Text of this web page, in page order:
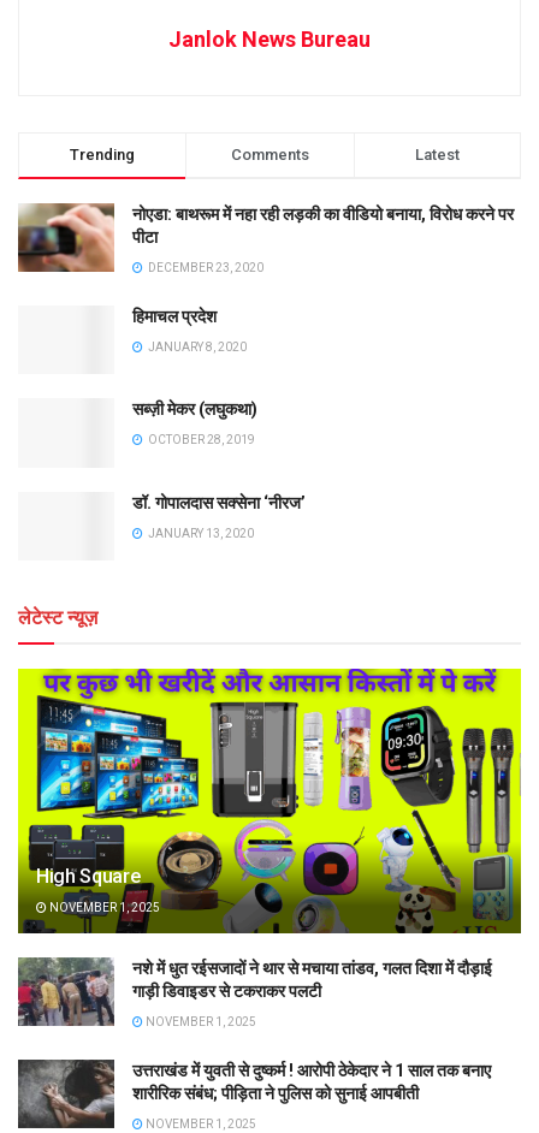
Janlok News Bureau
Trending Comments Latest
नोएडा: बाथरूम में नहा रही लड़की का वीडियो बनाया, विरोध करने पर
पीटा
DECEMBER 23, 2020
हिमाचल प्रदेश
JANUARY 8, 2020
सब्ज़ी मेकर (लघुकथा)
OCTOBER 28, 2019
डॉ. गोपालदास सक्सेना ‘नीरज’
JANUARY 13, 2020
लेटेस्ट न्यूज़
High Square
NOVEMBER 1, 2025
नशे में धुत रईसजादों ने थार से मचाया तांडव, गलत दिशा में दौड़ाई
गाड़ी डिवाइडर से टकराकर पलटी
NOVEMBER 1, 2025
उत्तराखंड में युवती से दुष्कर्म ! आरोपी ठेकेदार ने 1 साल तक बनाए
शारीरिक संबंध; पीड़िता ने पुलिस को सुनाई आपबीती
NOVEMBER 1, 2025